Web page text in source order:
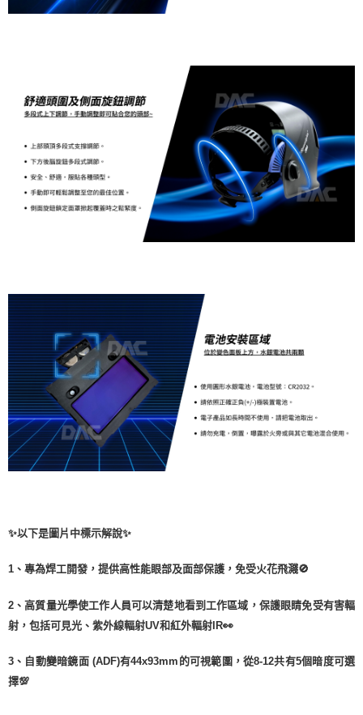
✨以下是圖片中標示解說✨
1、專為焊工開發，提供高性能眼部及面部保護，免受火花飛濺🚫
2、高質量光學使工作人員可以清楚地看到工作區域， 保護眼睛免受有害輻
射，包括可見光、紫外線輻射UV和紅外輻射IR👀
3、自動變暗鏡面 (ADF)有44x93mm的可視範圍，從8-12共有5個暗度可選
擇💯